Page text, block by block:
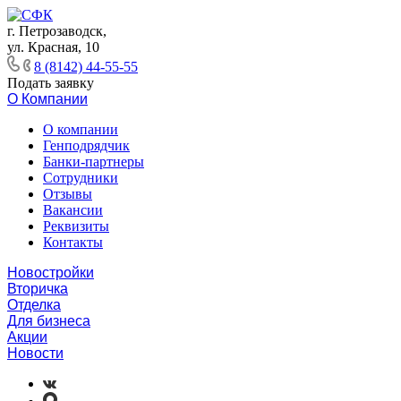
г. Петрозаводск,
ул. Красная, 10
8 (8142) 44-55-55
Подать заявку
О Компании
О компании
Генподрядчик
Банки-партнеры
Сотрудники
Отзывы
Вакансии
Реквизиты
Контакты
Новостройки
Вторичка
Отделка
Для бизнеса
Акции
Новости